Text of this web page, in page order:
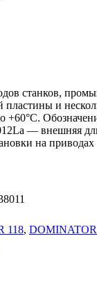
станков,
и
+60°С.
— внешняя
на
118,